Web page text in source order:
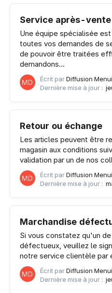
Service après-vente
Une équipe spécialisée
toutes vos demandes de
de pouvoir être traitées
demandons...
Écrit parDiffusion
Dernière mise à jour :
Retour ou échange
Les articles peuvent être
magasin aux conditions
validation par un de nos
Écrit parDiffusion
Dernière mise à jour :
Marchandise
Si vous constatez qu'un
défectueux, veuillez le
notre service clientèle par
Écrit parDiffusion
Dernière mise à jour :